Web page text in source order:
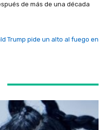
de más de una década
Trump pide un alto al fuego en